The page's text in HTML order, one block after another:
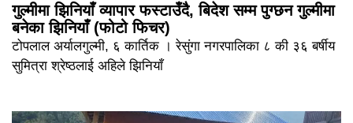
गुल्मीमा झिनियाँ व्यापार फस्टाउँदै, बिदेश सम्म पुग्छन गुल्मीमा
बनेका झिनियाँ (फोटो फिचर)
टोपलाल अर्यालगुल्मी, ६ कार्तिक । रेसुंगा नगरपालिका ८ की ३६ बर्षीय
सुमित्रा श्रेष्ठलाई अहिले झिनियाँ